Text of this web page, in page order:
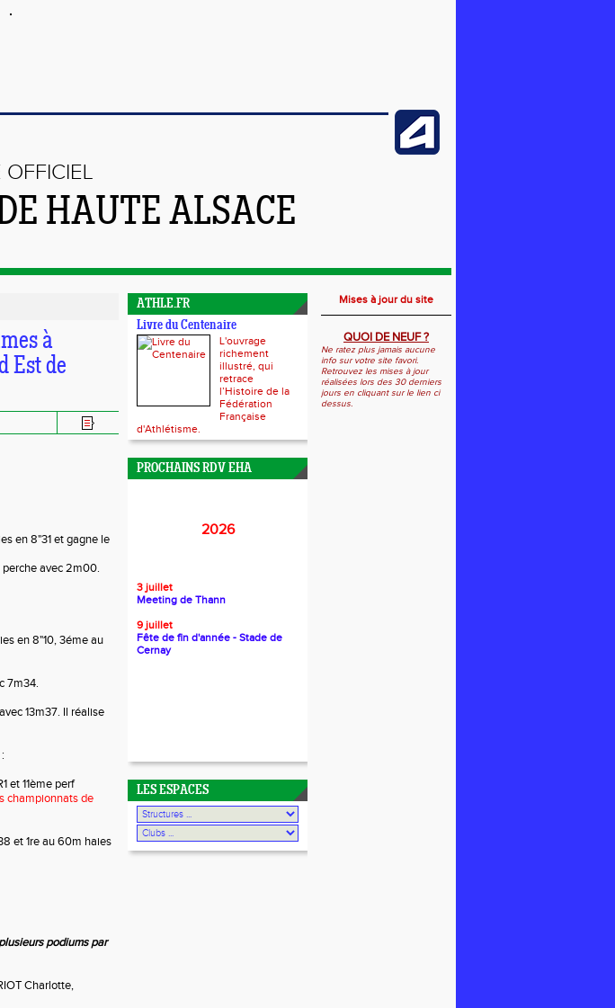
OFFICIEL
HAUTE ALSACE
à
Est de
en 8"31 et gagne le
perche avec 2m00.
en 8"10, 3éme au
7m34.
13m37. Il réalise
et 11ème perf
championnats de
et 1re au 60m haies
podiums par
Charlotte,
ATHLE.FR
Livre du Centenaire
L'ouvrage
richement
illustré, qui
retrace
l’Histoire de la
Fédération
Française
d'Athlétisme.
PROCHAINS RDV EHA
2026
3 juillet
Meeting de Thann
9 juillet
Fête de fin d'année - Stade de
Cernay
LES ESPACES
Mises à jour du site
QUOI DE NEUF ?
Ne ratez plus jamais aucune
info sur votre site favori.
Retrouvez les mises à jour
réalisées lors des 30 derniers
jours en cliquant sur le lien ci
dessus.